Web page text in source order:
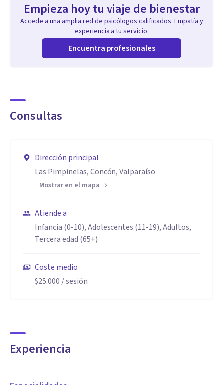
Empieza hoy tu viaje de bienestar
Accede a una amplia red de psicólogos calificados. Empatía y
experiencia a tu servicio.
Encuentra profesionales
Consultas
Dirección principal
Las Pimpinelas, Concón, Valparaíso
Mostrar en el mapa
Atiende a
Infancia (0-10), Adolescentes (11-19), Adultos,
Tercera edad (65+)
Coste medio
$25.000 / sesión
Experiencia